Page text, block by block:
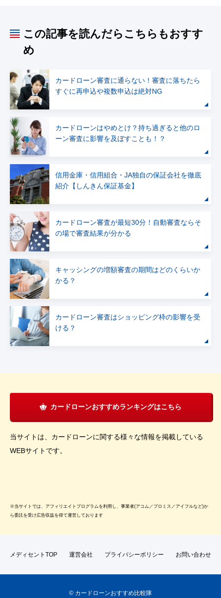
この記事を読んだらこちらもおすす
め
カードローン審査に通らない！審査に落ちたら
すぐに再申込や複数申込は絶対NG
カードローンはやめとけ？持ち過ぎると他のロ
ーン審査に影響を及ぼすことも！？
信用金庫・信用組合・JA独自の保証会社を徹底
紹介【しんきん保証基金】
カードローン審査が最短30分！自動審査ならそ
の場で審査結果が分かる
キャッシングの増額審査の期間はどのくらいか
かる？
カードローン審査はショッピング枠の影響を受
ける？
カードローンおすすめランキングはこちら
当サイトは、カードローンに関する様々な情報を掲載している
WEBサイトです。
※当サイトでは、アフィリエイトプログラムを利用し、事業者(アコム／プロミス／アイフルなど)か
ら委託を受け広告収益を得て運営しております
メディセントTOP 運営会社 プライバシーポリシー お問い合わせ
© カードローンおすすめ比較隊